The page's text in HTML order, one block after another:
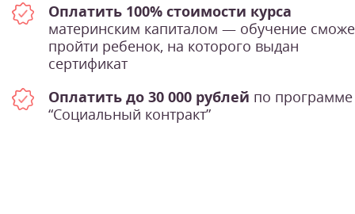
Оплатить 100% стоимости курса
материнским капиталом — обучение
пройти ребенок, на которого выдан
сертификат
Оплатить до 30 000 рублей по программе
“Социальный контракт”